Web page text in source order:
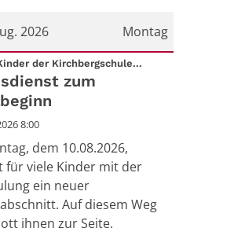
Montag
2026
August 2026
der Kirchbergschule...
zum
8:00
dem 10.08.2026,
für viele Kinder mit der
ein neuer
Auf diesem Weg
ihnen zur Seite.